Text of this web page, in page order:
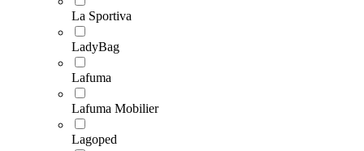
La Sportiva
LadyBag
Lafuma
Lafuma Mobilier
Lagoped